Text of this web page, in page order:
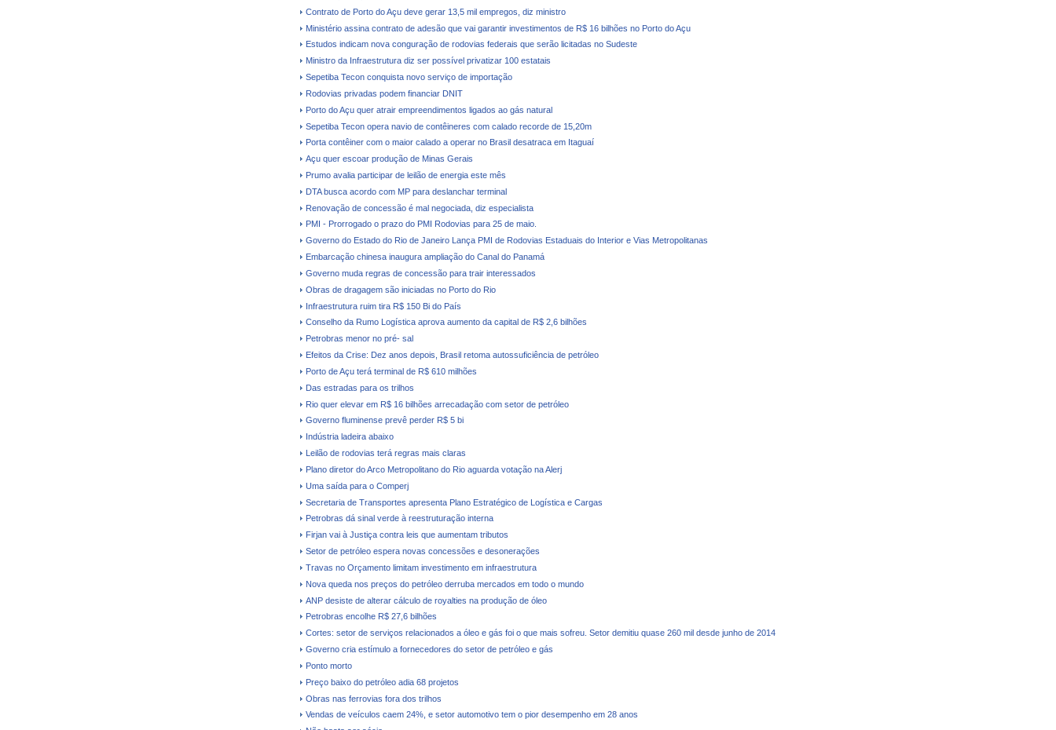
Contrato de Porto do Açu deve gerar 13,5 mil empregos, diz ministro
Ministério assina contrato de adesão que vai garantir investimentos de R$ 16 bilhões no Porto do Açu
Estudos indicam nova conguração de rodovias federais que serão licitadas no Sudeste
Ministro da Infraestrutura diz ser possível privatizar 100 estatais
Sepetiba Tecon conquista novo serviço de importação
Rodovias privadas podem financiar DNIT
Porto do Açu quer atrair empreendimentos ligados ao gás natural
Sepetiba Tecon opera navio de contêineres com calado recorde de 15,20m
Porta contêiner com o maior calado a operar no Brasil desatraca em Itaguaí
Açu quer escoar produção de Minas Gerais
Prumo avalia participar de leilão de energia este mês
DTA busca acordo com MP para deslanchar terminal
Renovação de concessão é mal negociada, diz especialista
PMI - Prorrogado o prazo do PMI Rodovias para 25 de maio.
Governo do Estado do Rio de Janeiro Lança PMI de Rodovias Estaduais do Interior e Vias Metropolitanas
Embarcação chinesa inaugura ampliação do Canal do Panamá
Governo muda regras de concessão para trair interessados
Obras de dragagem são iniciadas no Porto do Rio
Infraestrutura ruim tira R$ 150 Bi do País
Conselho da Rumo Logística aprova aumento da capital de R$ 2,6 bilhões
Petrobras menor no pré- sal
Efeitos da Crise: Dez anos depois, Brasil retoma autossuficiência de petróleo
Porto de Açu terá terminal de R$ 610 milhões
Das estradas para os trilhos
Rio quer elevar em R$ 16 bilhões arrecadação com setor de petróleo
Governo fluminense prevê perder R$ 5 bi
Indústria ladeira abaixo
Leilão de rodovias terá regras mais claras
Plano diretor do Arco Metropolitano do Rio aguarda votação na Alerj
Uma saída para o Comperj
Secretaria de Transportes apresenta Plano Estratégico de Logística e Cargas
Petrobras dá sinal verde à reestruturação interna
Firjan vai à Justiça contra leis que aumentam tributos
Setor de petróleo espera novas concessões e desonerações
Travas no Orçamento limitam investimento em infraestrutura
Nova queda nos preços do petróleo derruba mercados em todo o mundo
ANP desiste de alterar cálculo de royalties na produção de óleo
Petrobras encolhe R$ 27,6 bilhões
Cortes: setor de serviços relacionados a óleo e gás foi o que mais sofreu. Setor demitiu quase 260 mil desde junho de 2014
Governo cria estímulo a fornecedores do setor de petróleo e gás
Ponto morto
Preço baixo do petróleo adia 68 projetos
Obras nas ferrovias fora dos trilhos
Vendas de veículos caem 24%, e setor automotivo tem o pior desempenho em 28 anos